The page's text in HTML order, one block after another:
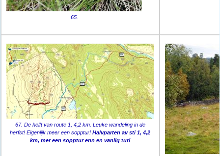
65.
67. De helft van route 1, 4,2 km. Leuke wandeling in de
herfst! Eigenlijk meer een sopptur!Halvparten av sti 1, 4,2
km, mer een sopptur enn en vanlig tur!